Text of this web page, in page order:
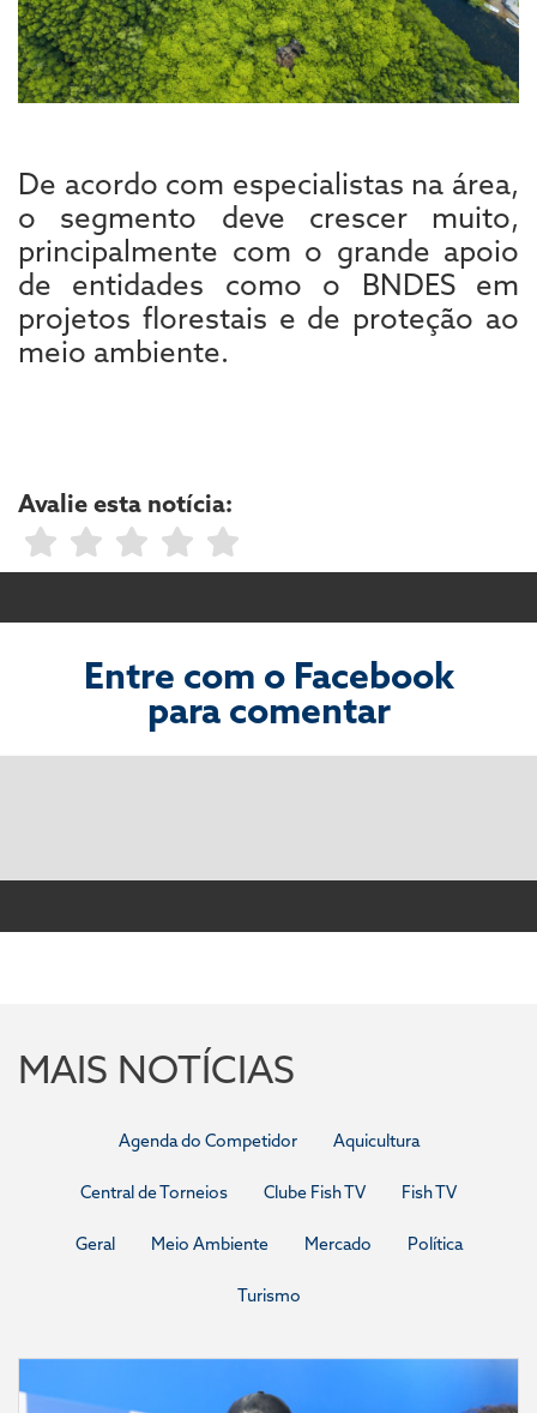
De acordo com especialistas na área,
o segmento deve crescer muito,
principalmente com o grande apoio
de entidades como o BNDES em
projetos florestais e de proteção ao
meio ambiente.
Avalie esta notícia:
Entre com o Facebook
para comentar
MAIS NOTÍCIAS
Agenda do Competidor Aquicultura
Central de Torneios Clube Fish TV Fish TV
Geral Meio Ambiente Mercado Política
Turismo